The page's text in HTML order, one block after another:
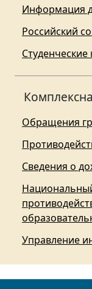
Информация
Российский
Обращения
Сведения о
Управление